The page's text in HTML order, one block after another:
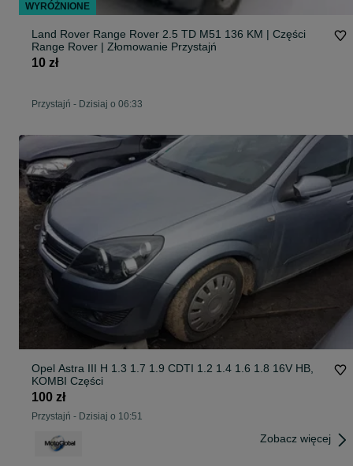
Land Rover Range Rover 2.5 TD M51 136 KM | Części
Range Rover | Złomowanie Przystajń
10 zł
Przystajń - Dzisiaj o 06:33
Opel Astra III H 1.3 1.7 1.9 CDTI 1.2 1.4 1.6 1.8 16V HB,
KOMBI Części
100 zł
Przystajń - Dzisiaj o 10:51
Zobacz więcej
WYRÓŻNIONE